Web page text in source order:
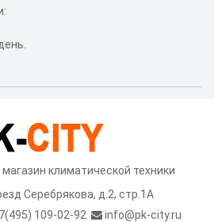
климатической техники
Серебрякова, д.2, стр.1A
109-02-92
info@pk-city.ru